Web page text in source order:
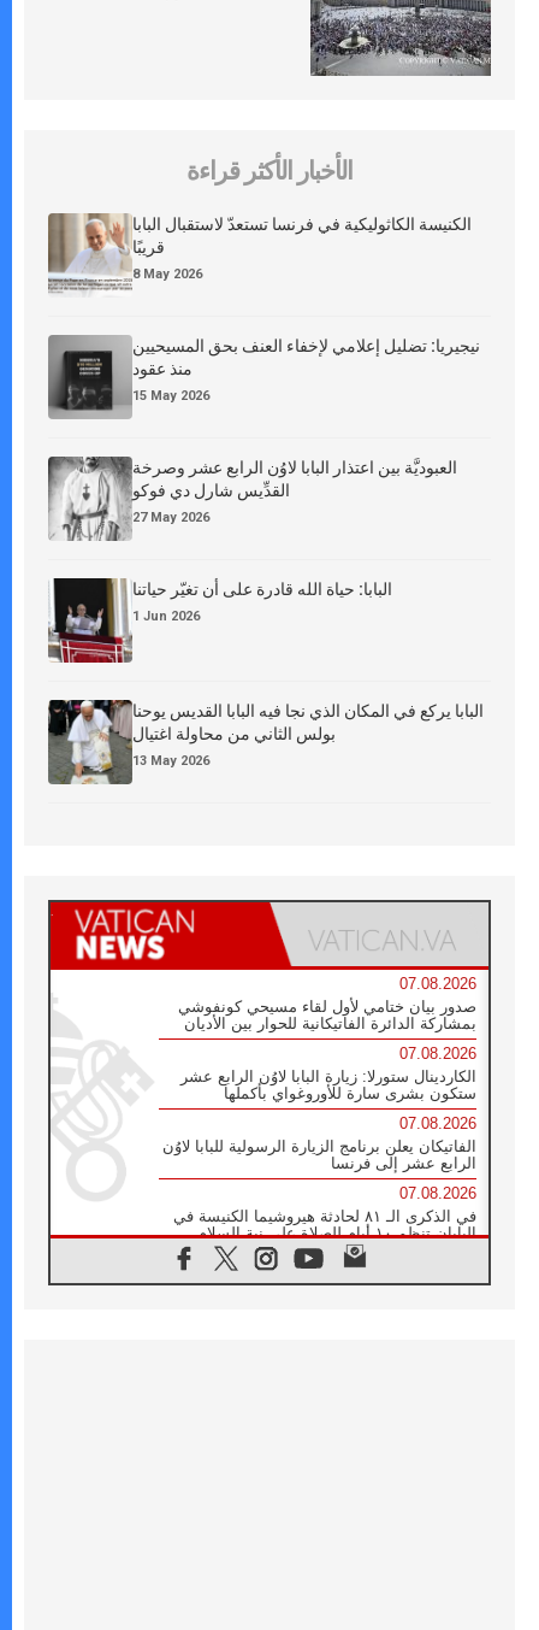
الأخبار الأكثر قراءة
الكنيسة الكاثوليكية في فرنسا تستعدّ لاستقبال البابا
قريبًا
8 May 2026
نيجيريا: تضليل إعلامي لإخفاء العنف بحق المسيحيين
منذ عقود
15 May 2026
العبوديَّة بين اعتذار البابا لاوُن الرابع عشر وصرخة
القدِّيس شارل دي فوكو
27 May 2026
البابا: حياة الله قادرة على أن تغيّر حياتنا
1 Jun 2026
البابا يركع في المكان الذي نجا فيه البابا القديس يوحنا
بولس الثاني من محاولة اغتيال
13 May 2026
07.08.2026
صدور بيان ختامي لأول لقاء مسيحي كونفوشي
بمشاركة الدائرة الفاتيكانية للحوار بين الأديان
07.08.2026
الكاردينال ستورلا: زيارة البابا لاوُن الرابع عشر
ستكون بشرى سارة للأوروغواي بأكملها
07.08.2026
الفاتيكان يعلن برنامج الزيارة الرسولية للبابا لاوُن
الرابع عشر إلى فرنسا
07.08.2026
في الذكرى الـ ٨١ لحادثة هيروشيما الكنيسة في
اليابان تنظم ١٠ أيام للصلاة على نية السلام
الكنيسة في الأوروغواي: زيارة البابا ستعزز